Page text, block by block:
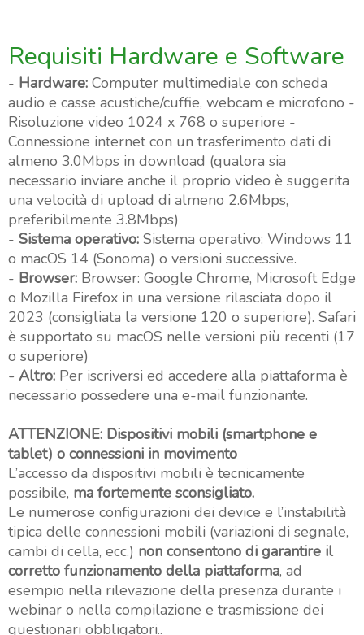
Requisiti Hardware e Software
- Hardware: Computer multimediale con scheda
audio e casse acustiche/cuffie, webcam e microfono -
Risoluzione video 1024 x 768 o superiore -
Connessione internet con un trasferimento dati di
almeno 3.0Mbps in download (qualora sia
necessario inviare anche il proprio video è suggerita
una velocità di upload di almeno 2.6Mbps,
preferibilmente 3.8Mbps)
- Sistema operativo: Sistema operativo: Windows 11
o macOS 14 (Sonoma) o versioni successive.
- Browser: Browser: Google Chrome, Microsoft Edge
o Mozilla Firefox in una versione rilasciata dopo il
2023 (consigliata la versione 120 o superiore). Safari
è supportato su macOS nelle versioni più recenti (17
o superiore)
- Altro: Per iscriversi ed accedere alla piattaforma è
necessario possedere una e-mail funzionante.
ATTENZIONE: Dispositivi mobili (smartphone e
tablet) o connessioni in movimento
L’accesso da dispositivi mobili è tecnicamente
possibile, ma fortemente sconsigliato.
Le numerose configurazioni dei device e l’instabilità
tipica delle connessioni mobili (variazioni di segnale,
cambi di cella, ecc.) non consentono di garantire il
corretto funzionamento della piattaforma, ad
esempio nella rilevazione della presenza durante i
webinar o nella compilazione e trasmissione dei
questionari obbligatori..